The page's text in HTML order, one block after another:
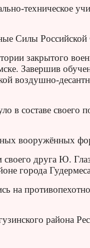
техническое
Силы Российской
закрытого
Завершив
воздушно-
в составе своего
вооружённых
своего друга Ю.
города
на
района